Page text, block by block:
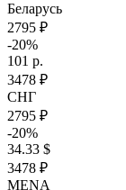
Беларусь
2795 ₽
-20%
101 р.
3478 ₽
СНГ
2795 ₽
-20%
34.33 $
3478 ₽
MENA